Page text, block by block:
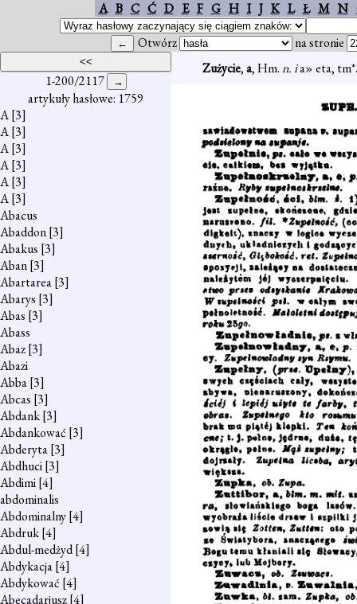
A B C Ć D E F G H I J K L Ł M N
Otwórz na stronie
1-200/2117
artykuły hasłowe: 1759
A[3]
A[3]
A[3]
A[3]
A[3]
A[3]
Abacus
Abaddon[3]
Abakus [3]
Aban[3]
Abartarea[3]
Abarys [3]
Abas [3]
Abass
Abaz[3]
Abazi
Abba[3]
Abcas [3]
Abdank[3]
Abdankować [3]
Abderyta[3]
Abdhuci[3]
Abdimi[4]
abdominalis
Abdominalny[4]
Abdruk[4]
Abdul-medżyd[4]
Abdykacja[4]
Abdykować [4]
Abecadarjusz[4]
Zużycie,a, Hm.n. ia» eta,